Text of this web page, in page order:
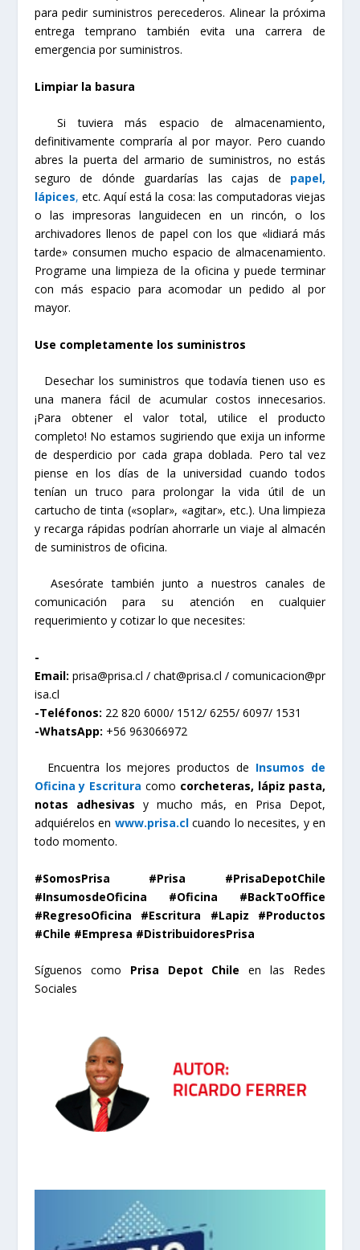
para pedir suministros perecederos. Alinear la próxima
entrega temprano también evita una carrera de
emergencia por suministros.
Limpiar la basura
Si tuviera más espacio de almacenamiento,
definitivamente compraría al por mayor. Pero cuando
abres la puerta del armario de suministros, no estás
seguro de dónde guardarías las cajas de
papel,
lápices, etc. Aquí está la cosa: las computadoras viejas
o las impresoras languidecen en un rincón, o los
archivadores llenos de papel con los que «lidiará más
tarde» consumen mucho espacio de almacenamiento.
Programe una limpieza de la oficina y puede terminar
con más espacio para acomodar un pedido al por
mayor.
Use completamente los suministros
Desechar los suministros que todavía tienen uso es
una manera fácil de acumular costos innecesarios.
¡Para obtener el valor total, utilice el producto
completo! No estamos sugiriendo que exija un informe
de desperdicio por cada grapa doblada. Pero tal vez
piense en los días de la universidad cuando todos
tenían un truco para prolongar la vida útil de un
cartucho de tinta («soplar», «agitar», etc.). Una limpieza
y recarga rápidas podrían ahorrarle un viaje al almacén
de suministros de oficina.
Asesórate también junto a nuestros canales de
comunicación para su atención en cualquier
requerimiento y cotizar lo que necesites:
-
Email: prisa@prisa.cl /chat@prisa.cl /comunicacion@pr
isa.cl
-Teléfonos: 22 820 6000/ 1512/ 6255/ 6097/ 1531
-WhatsApp: +56 963066972
Encuentra los mejores productos de Insumos de
Oficinay Escritura como corcheteras, lápiz pasta,
notas adhesivas y mucho más, en Prisa Depot,
adquiérelos en www.prisa.clcuando lo necesites, y en
todo momento.
#SomosPrisa #Prisa #PrisaDepotChile
#InsumosdeOficina #Oficina #BackToOffice
#RegresoOficina #Escritura #Lapiz #Productos
#Chile #Empresa #DistribuidoresPrisa
Síguenos como Prisa Depot Chile en las Redes
Sociales